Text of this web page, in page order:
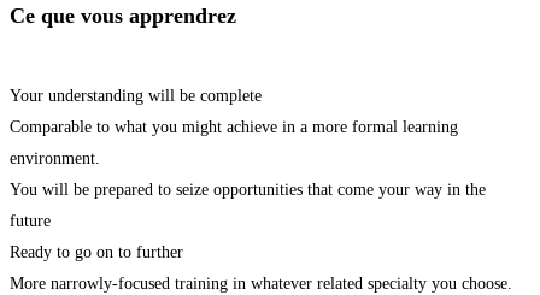
Ce que vous apprendrez
Your understanding will be complete
Comparable to what you might achieve in a more formal learning
environment.
You will be prepared to seize opportunities that come your way in the
future
Ready to go on to further
More narrowly-focused training in whatever related specialty you choose.